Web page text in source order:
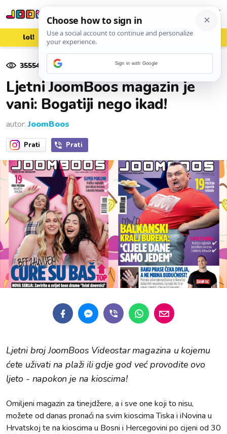
lol! aww vrh! woot?!
35554 pregleda
Ljetni JoomBoos magazin je
vani: Bogatiji nego ikad!
autor:JoomBoos
Prati Prati
Ljetni broj JoomBoos Videostar magazina u kojemu
ćete uživati na plaži ili gdje god već provodite ovo
ljeto - napokon je na kioscima!
Omiljeni magazin za tinejdžere, a i sve one koji to nisu,
možete od danas pronaći na svim kioscima Tiska i iNovina u
Hrvatskoj te na kioscima u Bosni i Hercegovini po cijeni od 30
Sign in with Google